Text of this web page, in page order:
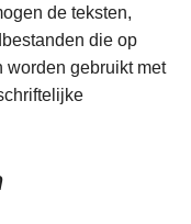
de teksten,
die op
gebruikt met